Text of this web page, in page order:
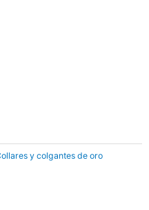
y colgantes de oro